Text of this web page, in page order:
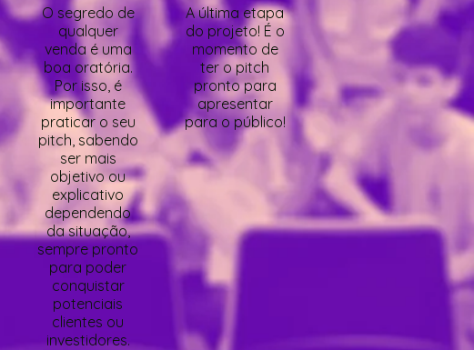
O segredo de
qualquer
venda é uma
boa oratória.
Por isso, é
importante
praticar o seu
pitch, sabendo
ser mais
objetivo ou
explicativo
dependendo
da situação,
sempre pronto
para poder
conquistar
potenciais
clientes ou
investidores.
A última etapa
do projeto! É o
momento de
ter o pitch
pronto para
apresentar
para o público!